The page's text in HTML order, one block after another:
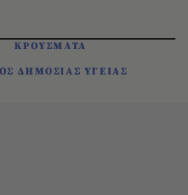
ΚΡΟΥΣΜΑΤΑ
ΔΗΜΟΣΙΑΣ ΥΓΕΙΑΣ